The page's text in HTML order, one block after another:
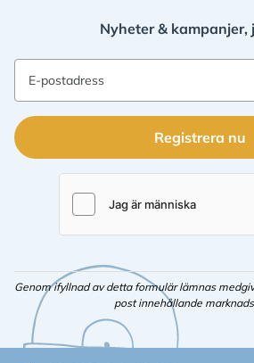
Nyheter & kampanjer,
E-postadress
Registrera nu
Genom ifyllnad av detta formulär lämnas
post innehållande